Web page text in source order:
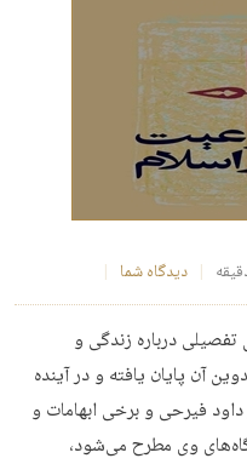
دیدگاه شما
درباره زندگی و
آن پایان یافته و در آینده
فیرحی و برخی ابهامات و
وی مطرح می‌شود،